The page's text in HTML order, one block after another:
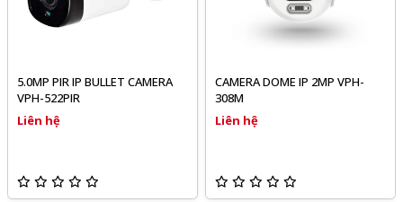
5.0MP PIR IP BULLET CAMERA
VPH-522PIR
Liên hệ
CAMERA DOME IP 2MP VPH-
308M
Liên hệ